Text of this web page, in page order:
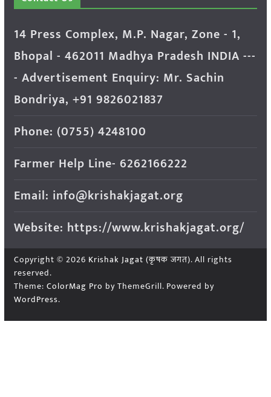
14 Press Complex, M.P. Nagar, Zone - 1,
Bhopal - 462011 Madhya Pradesh INDIA ---
- Advertisement Enquiry: Mr. Sachin
Bondriya, +91 9826021837
Phone: (0755) 4248100
Farmer Help Line- 6262166222
Email: info@krishakjagat.org
Website: https://www.krishakjagat.org/
Copyright © 2026 Krishak Jagat (कृषक जगत). All rights
reserved.
Theme: ColorMag Pro by ThemeGrill. Powered by
WordPress.